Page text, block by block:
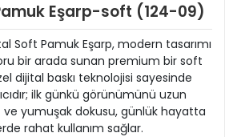
Eşarp-soft (124-09)
Soft Pamuk Eşarp, modern tasarımı
bir arada sunan premium bir soft
dijital baskı teknolojisi sayesinde
ilk günkü görünümünü uzun
ve yumuşak dokusu, günlük hayatta
rahat kullanım sağlar.